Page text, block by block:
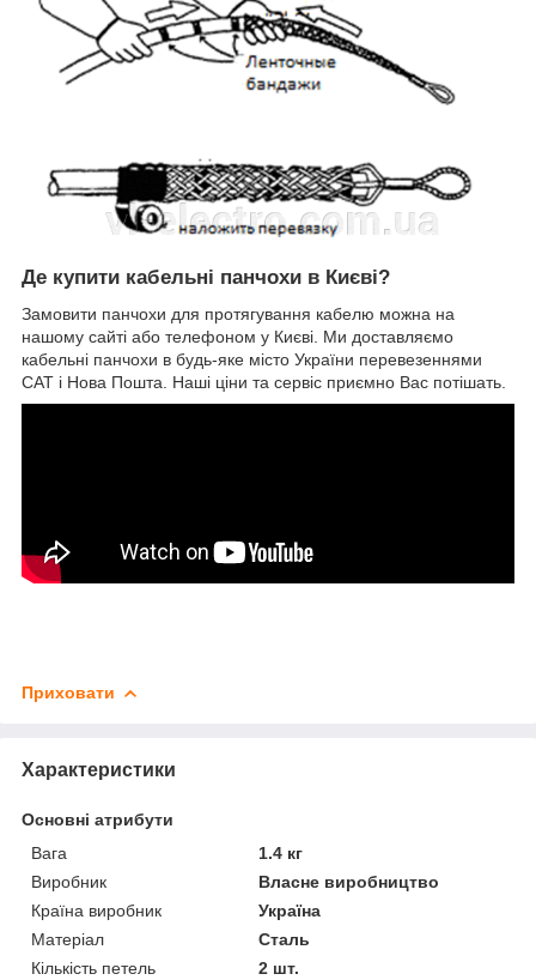
Де купити кабельні панчохи в Києві?
Замовити панчохи для протягування кабелю можна на
нашому сайті або телефоном у Києві. Ми доставляємо
кабельні панчохи в будь-яке місто України перевезеннями
САТ і Нова Пошта. Наші ціни та сервіс приємно Вас потішать.
Приховати
Характеристики
Основні атрибути
Вага
1.4 кг
Виробник
Власне виробництво
Країна виробник
Україна
Матеріал
Сталь
Кількість петель
2 шт.